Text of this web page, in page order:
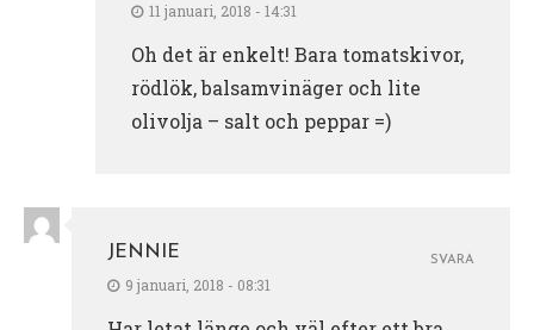
11 januari, 2018 - 14:31
Oh det är enkelt! Bara tomatskivor,
rödlök, balsamvinäger och lite
olivolja – salt och peppar =)
JENNIE
9 januari, 2018 - 08:31
SVARA